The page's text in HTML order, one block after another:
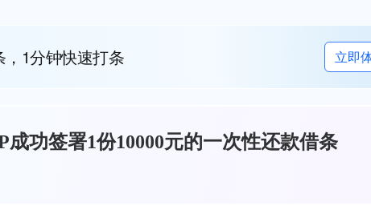
1分钟快速打条 立即
功签署1份10000元的一次性还款借条